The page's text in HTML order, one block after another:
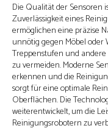
Die Qualität der Sensoren
Zuverlässigkeit eines
ermöglichen eine präzise
unnötig gegen Möbel oder
Treppenstufen und
zu vermeiden. Moderne
erkennen und die
sorgt für eine optimale
Oberflächen. Die
weiterentwickelt, um die
Reinigungsrobotern zu